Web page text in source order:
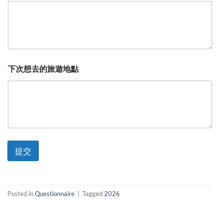
下次想去的旅遊地點
提交
Posted inQuestionnaire Tagged 2026